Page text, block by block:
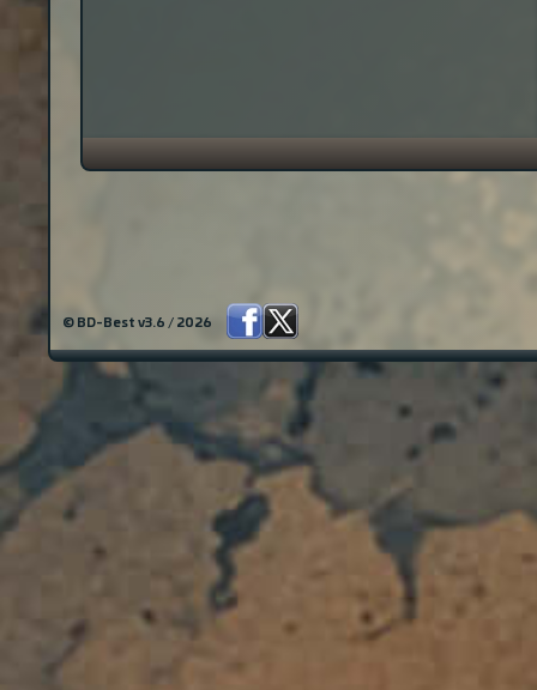
© BD-Best v3.6 / 2026